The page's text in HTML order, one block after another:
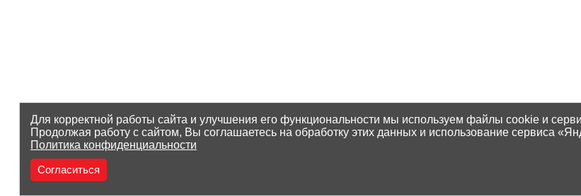
Для корректной работы сайта и улучшения его функциональности мы используем файлы cookie и
Продолжая работу с сайтом, Вы соглашаетесь на обработку этих данных и использование сервиса
Политика конфиденциальности
Согласиться